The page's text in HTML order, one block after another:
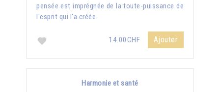
pensée est imprégnée de la toute-puissance de
l'esprit qui l'a créée.
14.00CHF Ajouter
Harmonie et santé